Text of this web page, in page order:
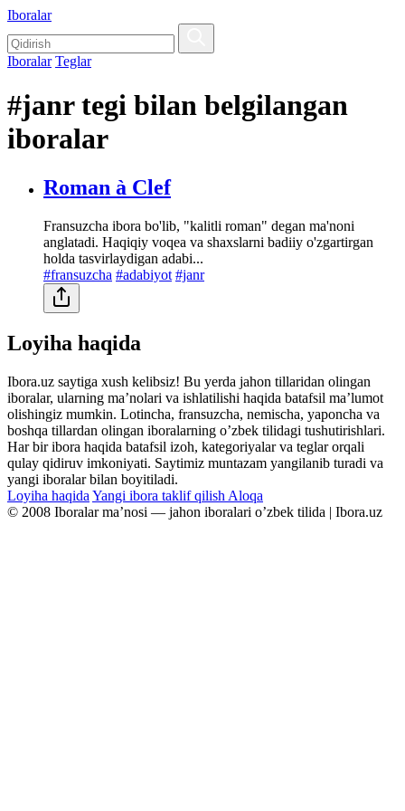
Iboralar
Iboralar Teglar
#janr tegi bilan belgilangan
iboralar
Roman à Clef
Fransuzcha ibora bo'lib, "kalitli roman" degan ma'noni
anglatadi. Haqiqiy voqea va shaxslarni badiiy o'zgartirgan
holda tasvirlaydigan adabi...
#fransuzcha #adabiyot #janr
Loyiha haqida
Ibora.uz saytiga xush kelibsiz! Bu yerda jahon tillaridan olingan
iboralar, ularning maʼnolari va ishlatilishi haqida batafsil maʼlumot
olishingiz mumkin. Lotincha, fransuzcha, nemischa, yaponcha va
boshqa tillardan olingan iboralarning oʼzbek tilidagi tushutirishlari.
Har bir ibora haqida batafsil izoh, kategoriyalar va teglar orqali
qulay qidiruv imkoniyati. Saytimiz muntazam yangilanib turadi va
yangi iboralar bilan boyitiladi.
Loyiha haqida Yangi ibora taklif qilish Aloqa
© 2008 Iboralar maʼnosi — jahon iboralari oʼzbek tilida | Ibora.uz